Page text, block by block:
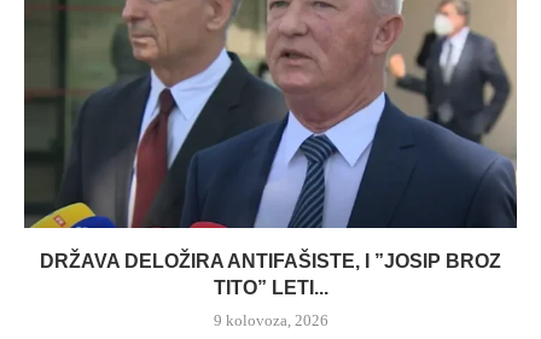
DRŽAVA DELOŽIRA ANTIFAŠISTE, I ”JOSIP BROZ
TITO” LETI...
9 kolovoza, 2026